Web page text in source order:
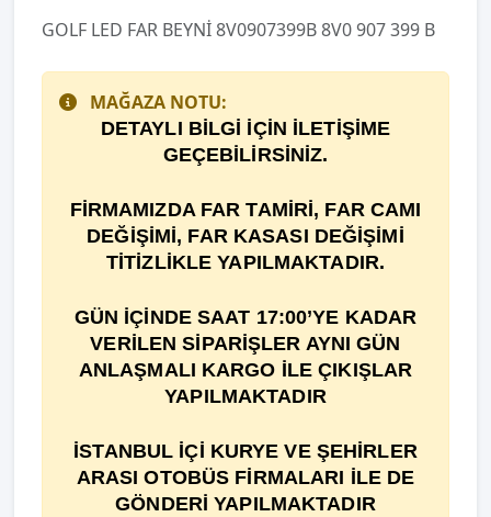
GOLF LED FAR BEYNİ 8V0907399B 8V0 907 399 B
MAĞAZA NOTU:
DETAYLI BİLGİ İÇİN İLETİŞİME
GEÇEBİLİRSİNİZ.
FİRMAMIZDA FAR TAMİRİ, FAR CAMI
DEĞİŞİMİ, FAR KASASI DEĞİŞİMİ
TİTİZLİKLE YAPILMAKTADIR.
GÜN İÇİNDE SAAT 17:00’YE KADAR
VERİLEN SİPARİŞLER AYNI GÜN
ANLAŞMALI KARGO İLE ÇIKIŞLAR
YAPILMAKTADIR
İSTANBUL İÇİ KURYE VE ŞEHİRLER
ARASI OTOBÜS FİRMALARI İLE DE
GÖNDERİ YAPILMAKTADIR